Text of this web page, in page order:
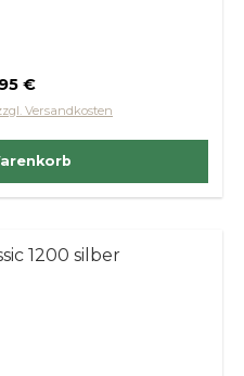
Preis:
€
Versandkosten